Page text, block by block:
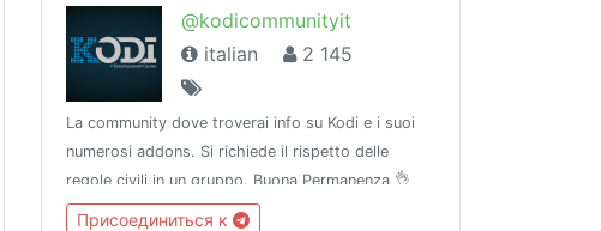
@kodicommunityit
italian
2 145
La community dove troverai info su Kodi e i suoi
numerosi addons. Si richiede il rispetto delle
regole civili in un gruppo. Buona Permanenza 👌
Присоединиться к